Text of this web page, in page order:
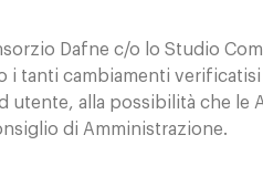
Dafne c/o lo Studio
cambiamenti
alla possibilità che le
di Amministrazione.